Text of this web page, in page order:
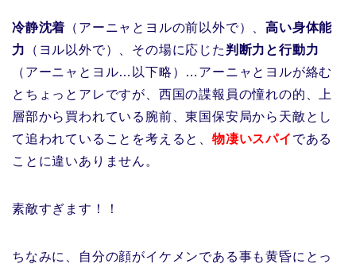
冷静沈着 （アーニャとヨルの前以外で）、高い身体能
力
（ヨル以外で）、その場に応じた 判断力と行動力
（アーニャとヨル…以下略）…アーニャとヨルが絡む
とちょっとアレですが、西国の諜報員の憧れの的、上
層部から買われている腕前、東国保安局から天敵とし
て追われていることを考えると、 物凄いスパイ である
ことに違いありません。
素敵すぎます！！
ちなみに、自分の顔がイケメンである事も黄昏にとっ